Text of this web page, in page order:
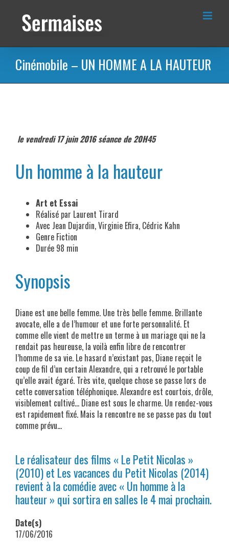
contenu
Cinémobile – UN HOMME A LA HAUTEUR
le vendredi 17 juin 2016 séance de 20H45
Un homme à la hauteur
Art et Essai
Réalisé par Laurent Tirard
Avec Jean Dujardin, Virginie Efira, Cédric Kahn
Genre Fiction
Durée 98 min
Synopsis
Diane est une belle femme. Une très belle femme. Brillante
avocate, elle a de l’humour et une forte personnalité. Et
comme elle vient de mettre un terme à un mariage qui ne la
rendait pas heureuse, la voilà enfin libre de rencontrer
l’homme de sa vie. Le hasard n’existant pas, Diane reçoit le
coup de fil d’un certain Alexandre, qui a retrouvé le portable
qu’elle avait égaré. Très vite, quelque chose se passe lors de
cette conversation téléphonique. Alexandre est courtois, drôle,
visiblement cultivé… Diane est sous le charme. Un rendez-vous
est rapidement fixé. Mais la rencontre ne se passe pas du tout
comme prévu…
Le réalisateur des films « Le Petit Nicolas »
(2010) et Les vacances du Petit Nicolas (2014)
revient à la comédie avec « Un homme à la
hauteur » qui sortira en salles le 4 mai prochain.
Date(s)
17/06/2016